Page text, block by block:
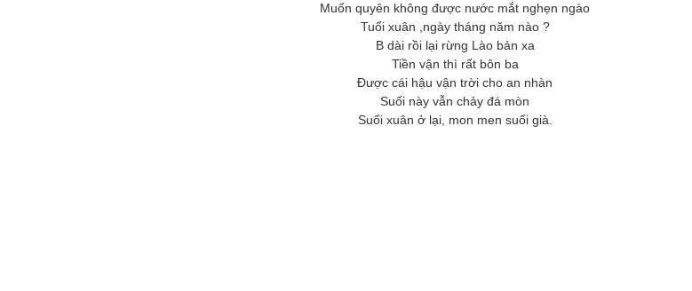
Muốn quyên không được nước mắt nghẹn ngào
Tuổi xuân ,ngày tháng năm nào ?
B dài rồi lại rừng Lào bản xa
Tiền vận thì rất bôn ba
Được cái hậu vận trời cho an nhàn
Suối này vẫn chảy đá mòn
Suối xuân ở lại, mon men suối già.